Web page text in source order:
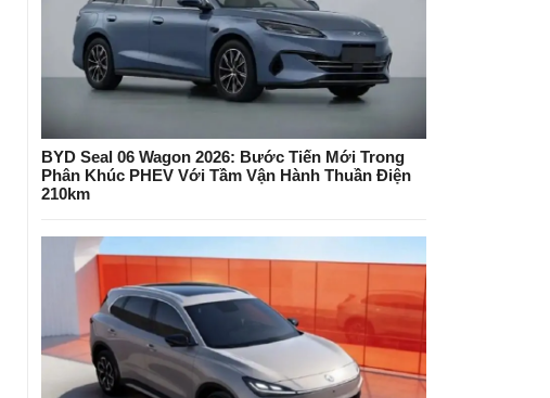
BYD Seal 06 Wagon 2026: Bước Tiến Mới Trong
Phân Khúc PHEV Với Tầm Vận Hành Thuần Điện
210km